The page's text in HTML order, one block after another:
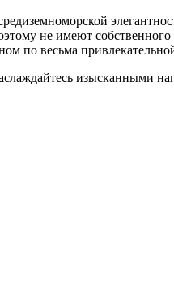
не имеют
по весьма
изысканными